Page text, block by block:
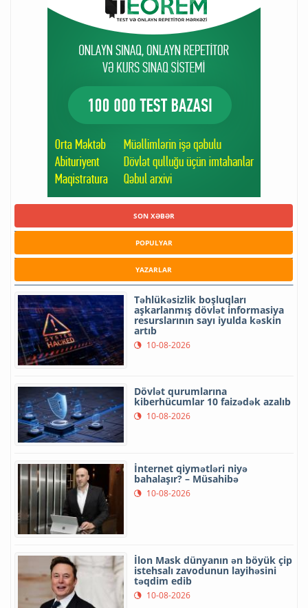
SON XƏBƏR
POPULYAR
YAZARLAR
Təhlükəsizlik boşluqları
aşkarlanmış dövlət informasiya
resurslarının sayı iyulda kəskin
artıb
10-08-2026
Dövlət qurumlarına
kiberhücumlar 10 faizədək azalıb
10-08-2026
İnternet qiymətləri niyə
bahalaşır? – Müsahibə
10-08-2026
İlon Mask dünyanın ən böyük çip
istehsalı zavodunun layihəsini
təqdim edib
10-08-2026